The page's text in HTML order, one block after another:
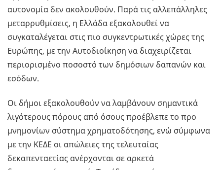
αυτονομία δεν ακολουθούν. Παρά τις αλλεπάλληλες
μεταρρυθμίσεις, η Ελλάδα εξακολουθεί να
συγκαταλέγεται στις πιο συγκεντρωτικές χώρες της
Ευρώπης, με την Αυτοδιοίκηση να διαχειρίζεται
περιορισμένο ποσοστό των δημόσιων δαπανών και
εσόδων.
Οι δήμοι εξακολουθούν να λαμβάνουν σημαντικά
λιγότερους πόρους από όσους προέβλεπε το προ
μνημονίων σύστημα χρηματοδότησης, ενώ σύμφωνα
με την ΚΕΔΕ οι απώλειες της τελευταίας
δεκαπενταετίας ανέρχονται σε αρκετά